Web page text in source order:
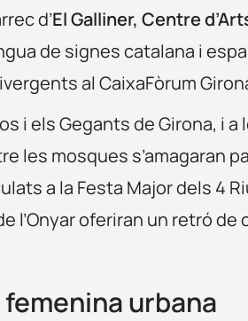
d’El Galliner, Centre
de signes catalana i
al CaixaFòrum
i els Gegants de Girona, i a
les mosques s’amagaran
a la Festa Major dels 4
l’Onyar oferiran un retró de
urbana